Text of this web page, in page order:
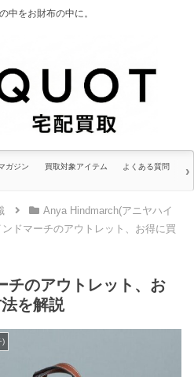
中をお財布の中に。
ガジン 買取対象アイテム よくある質問
Anya Hindmarch(アニヤハイ
ドマーチのアウトレット、お得に買
チのアウトレット、お
を解説
)